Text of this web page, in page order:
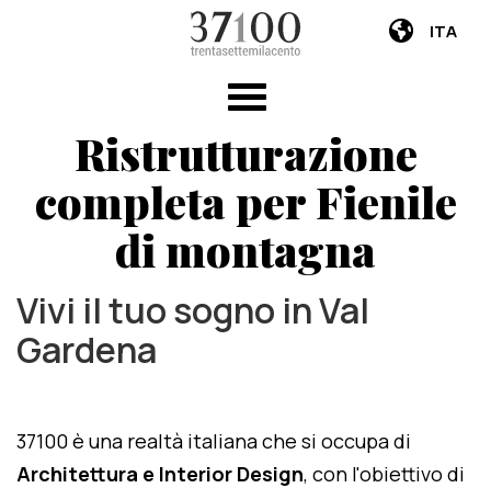
ITA
Ristrutturazione
completa per Fienile
di montagna
Vivi il tuo sogno in Val
Gardena
37100 è una realtà italiana che si occupa di
Architettura e Interior Design, con l'obiettivo di